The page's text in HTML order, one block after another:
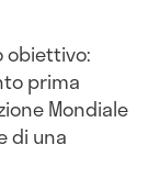
obiettivo:
prima
Mondiale
di una